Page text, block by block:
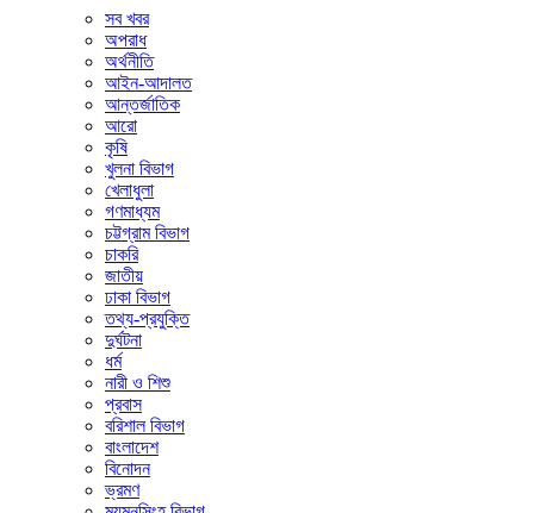
সব খবর
অপরাধ
অর্থনীতি
আইন-আদালত
আন্তর্জাতিক
আরো
কৃষি
খুলনা বিভাগ
খেলাধুলা
গণমাধ্যম
চট্টগ্রাম বিভাগ
চাকরি
জাতীয়
ঢাকা বিভাগ
তথ্য-প্রযুক্তি
দুর্ঘটনা
ধর্ম
নারী ও শিশু
প্রবাস
বরিশাল বিভাগ
বাংলাদেশ
বিনোদন
ভ্রমণ